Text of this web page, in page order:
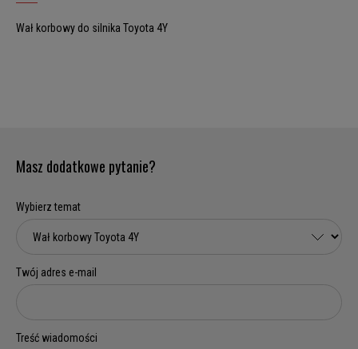
Wał korbowy do silnika Toyota 4Y
Masz dodatkowe pytanie?